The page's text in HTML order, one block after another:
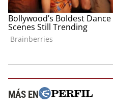
MÁS EN